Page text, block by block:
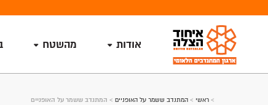
אודות מהשטח
> ראשי > המתנדב ששמר על האופניים > המתנדב ששמר על האופניים